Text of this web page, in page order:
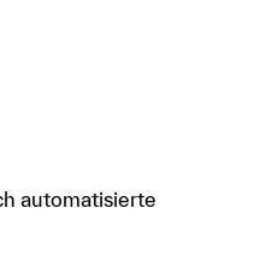
automatisierte